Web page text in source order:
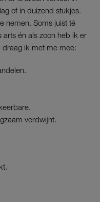
of in duizend stukjes.
nemen. Soms juist té
arts én als zoon heb ik er
ik met me mee:
verdwijnt.